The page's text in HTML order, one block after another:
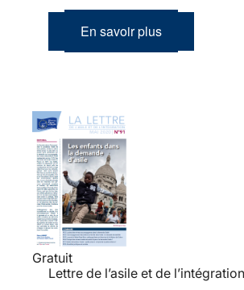
En savoir plus
Gratuit
Lettre de l’asile et de l’intégration